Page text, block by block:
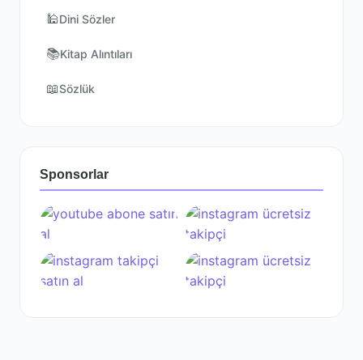
🕌Dini Sözler
📚Kitap Alıntıları
📖Sözlük
Sponsorlar